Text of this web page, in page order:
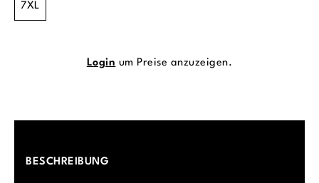
7XL
Login um Preise anzuzeigen.
BESCHREIBUNG